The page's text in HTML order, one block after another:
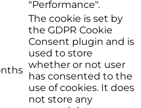
"Performance".
The cookie is set by
the GDPR Cookie
Consent plugin and is
used to store
whether or not user
has consented to the
use of cookies. It does
not store any